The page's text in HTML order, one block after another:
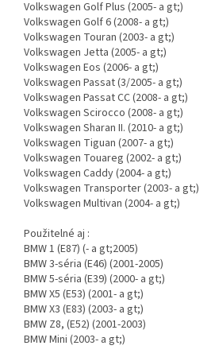
Volkswagen Golf Plus (2005- a gt;)
Volkswagen Golf 6 (2008- a gt;)
Volkswagen Touran (2003- a gt;)
Volkswagen Jetta (2005- a gt;)
Volkswagen Eos (2006- a gt;)
Volkswagen Passat (3/2005- a gt;)
Volkswagen Passat CC (2008- a gt;)
Volkswagen Scirocco (2008- a gt;)
Volkswagen Sharan II. (2010- a gt;)
Volkswagen Tiguan (2007- a gt;)
Volkswagen Touareg (2002- a gt;)
Volkswagen Caddy (2004- a gt;)
Volkswagen Transporter (2003- a gt;)
Volkswagen Multivan (2004- a gt;)
Použitelné aj :
BMW 1 (E87) (- a gt;2005)
BMW 3-séria (E46) (2001-2005)
BMW 5-séria (E39) (2000- a gt;)
BMW X5 (E53) (2001- a gt;)
BMW X3 (E83) (2003- a gt;)
BMW Z8, (E52) (2001-2003)
BMW Mini (2003- a gt;)